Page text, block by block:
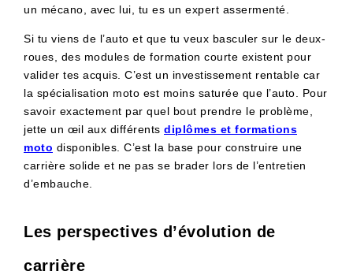
un mécano, avec lui, tu es un expert assermenté.
Si tu viens de l’auto et que tu veux basculer sur le deux-
roues, des modules de formation courte existent pour
valider tes acquis. C’est un investissement rentable car
la spécialisation moto est moins saturée que l’auto. Pour
savoir exactement par quel bout prendre le problème,
jette un œil aux différents diplômes et formations
moto disponibles. C’est la base pour construire une
carrière solide et ne pas se brader lors de l’entretien
d’embauche.
Les perspectives d’évolution de
carrière